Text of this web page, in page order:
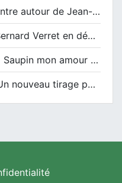
Une rencontre autour de Jean-Claude Suaudeau
Bernard Verret en dédicaces le samedi 13 décembre à l’Espace Culturel Atlantis
« Saupin mon amour » au salon du livre de Trentemoult
Un nouveau tirage pour le Docu-BD